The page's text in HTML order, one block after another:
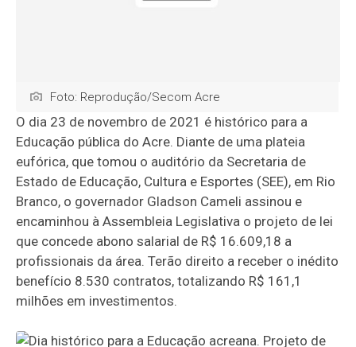
Foto: Reprodução/Secom Acre
O dia 23 de novembro de 2021 é histórico para a
Educação pública do Acre. Diante de uma plateia
eufórica, que tomou o auditório da Secretaria de
Estado de Educação, Cultura e Esportes (SEE), em Rio
Branco, o governador Gladson Cameli assinou e
encaminhou à Assembleia Legislativa o projeto de lei
que concede abono salarial de R$ 16.609,18 a
profissionais da área. Terão direito a receber o inédito
benefício 8.530 contratos, totalizando R$ 161,1
milhões em investimentos.